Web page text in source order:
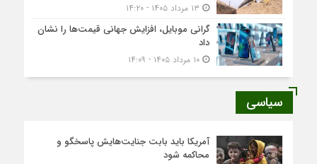
گرانی موبایل، افزایش جهانی قیمت‌ها را نشان
داد
۱۰ مرداد ۱۴۰۵ - ۱۴:۰۹
سیاسی
آمریکا باید بابت جنایت‌هایش پاسخگو و
محاکمه شود